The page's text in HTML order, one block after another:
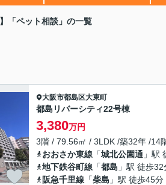
「ペット相談」の一覧
大阪市都島区大東町
都島リバーシティ22号棟
3,380万円
3階 / 79.56㎡ / 3LDK /築32年 /14
おおさか東線 「城北公園通 」駅
地下鉄谷町線 「都島 」駅 徒歩32
阪急千里線 「柴島 」駅 徒歩45分